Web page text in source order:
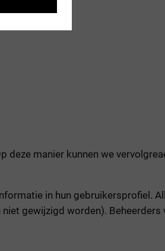
deze manier kunnen we
in hun gebruikersprofiel.
gewijzigd worden). Beheerders